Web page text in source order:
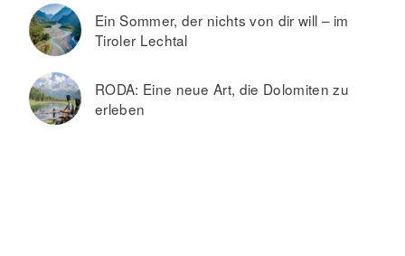
Ein Sommer, der nichts von dir will – im
Tiroler Lechtal
RODA: Eine neue Art, die Dolomiten zu
erleben